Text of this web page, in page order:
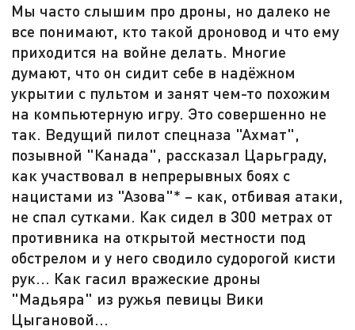
Мы часто слышим про дроны, но далеко не
все понимают, кто такой дроновод и что ему
приходится на войне делать. Многие
думают, что он сидит себе в надёжном
укрытии с пультом и занят чем-то похожим
на компьютерную игру. Это совершенно не
так. Ведущий пилот спецназа "Ахмат",
позывной "Канада", рассказал Царьграду,
как участвовал в непрерывных боях с
нацистами из "Азова"* – как, отбивая атаки,
не спал сутками. Как сидел в 300 метрах от
противника на открытой местности под
обстрелом и у него сводило судорогой кисти
рук... Как гасил вражеские дроны
"Мадьяра" из ружья певицы Вики
Цыгановой...